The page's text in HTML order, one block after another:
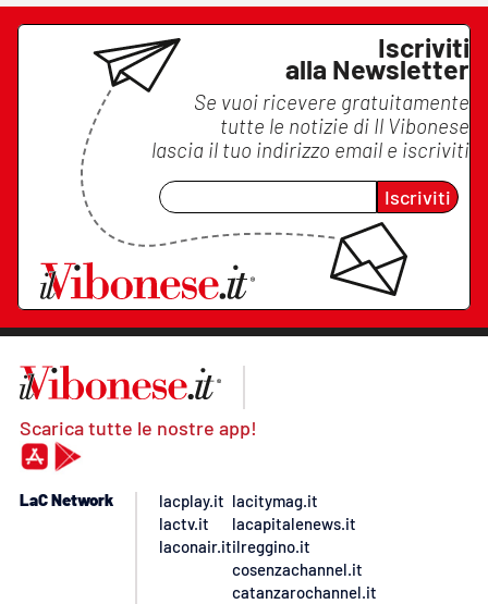
Iscriviti
alla Newsletter
Se vuoi ricevere gratuitamente
tutte le notizie di Il Vibonese
lascia il tuo indirizzo email e iscriviti
Iscriviti
Scarica tutte le nostre app!
LaC Network
lacplay.it
lactv.it
laconair.it
lacitymag.it
lacapitalenews.it
ilreggino.it
cosenzachannel.it
catanzarochannel.it